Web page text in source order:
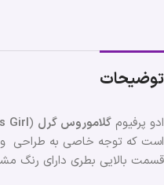
توضیحات
ادو پرفیوم گلاموروس گرل (
Girl
است که توجه خاصی به طراحی و
قسمت بالایی بطری دارای رنگ